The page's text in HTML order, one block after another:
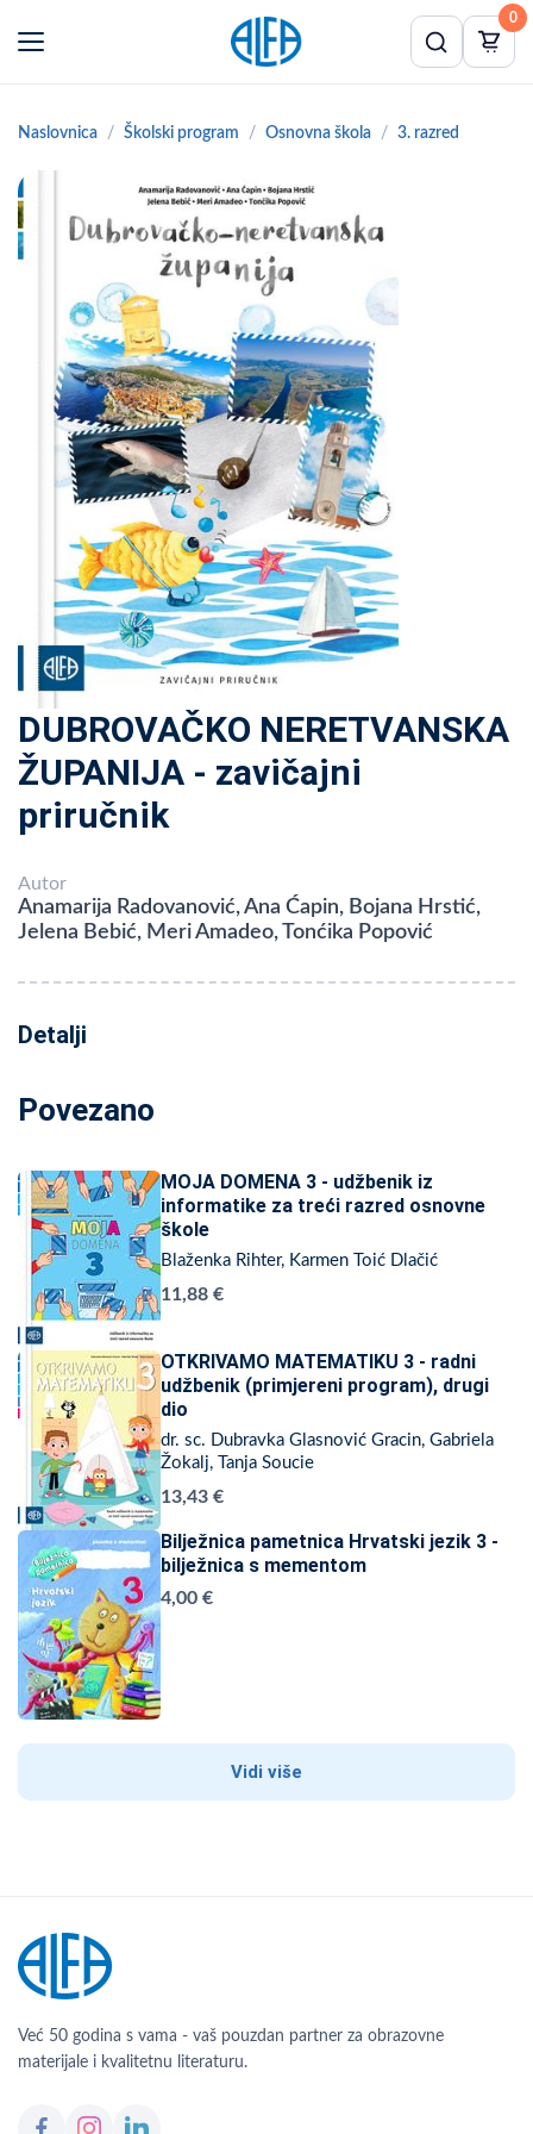
0
Naslovnica Školski program Osnovna škola 3. razred
DUBROVAČKO NERETVANSKA
ŽUPANIJA - zavičajni
priručnik
Autor
Anamarija Radovanović, Ana Ćapin, Bojana Hrstić,
Jelena Bebić, Meri Amadeo, Tonćika Popović
Detalji
Povezano
MOJA DOMENA 3 - udžbenik iz
informatike za treći razred osnovne
škole
Blaženka Rihter, Karmen Toić Dlačić
11,88 €
OTKRIVAMO MATEMATIKU 3 - radni
udžbenik (primjereni program), drugi
dio
dr. sc. Dubravka Glasnović Gracin, Gabriela
Žokalj, Tanja Soucie
13,43 €
Bilježnica pametnica Hrvatski jezik 3 -
bilježnica s mementom
4,00 €
Vidi više
Već 50 godina s vama - vaš pouzdan partner za obrazovne
materijale i kvalitetnu literaturu.